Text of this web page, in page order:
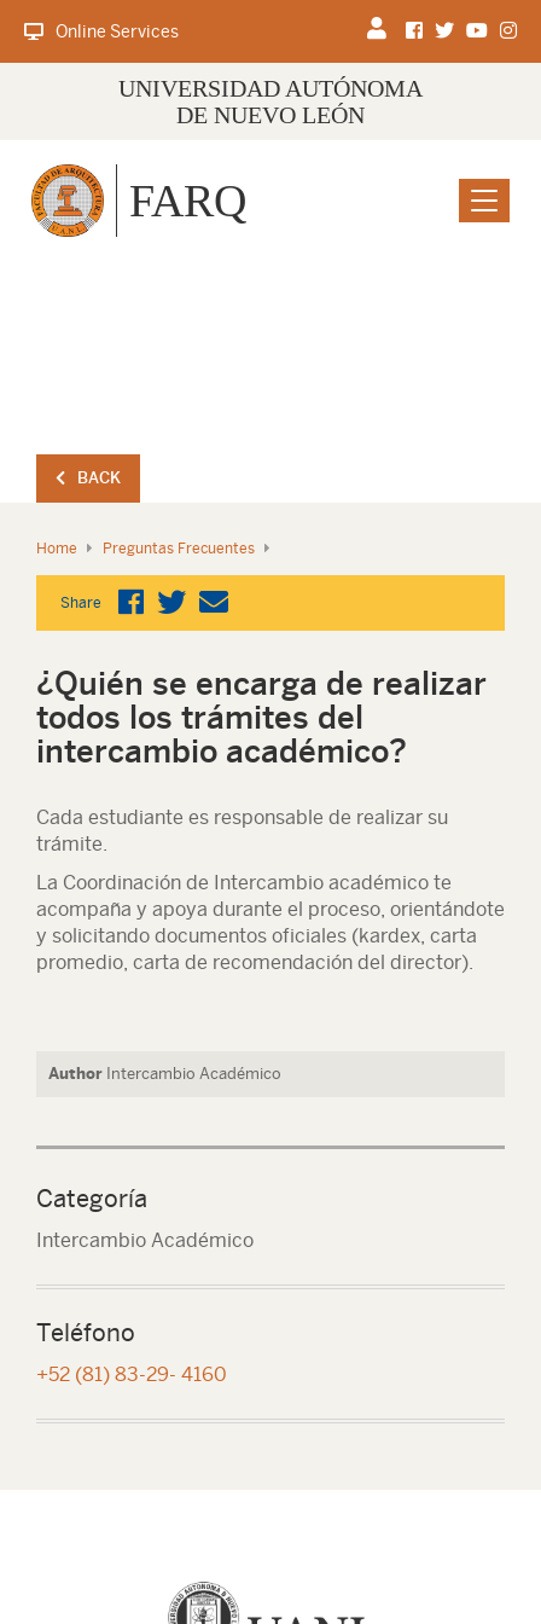
Online Services
UNIVERSIDAD AUTÓNOMA
DE NUEVO LEÓN
Menu
FARQ
BACK
Home Preguntas Frecuentes
Share
¿Quién se encarga de realizar
todos los trámites del
intercambio académico?
Cada estudiante es responsable de realizar su
trámite.
La Coordinación de Intercambio académico te
acompaña y apoya durante el proceso, orientándote
y solicitando documentos oficiales (kardex, carta
promedio, carta de recomendación del director).
Author Intercambio Académico
Categoría
Intercambio Académico
Teléfono
+52 (81) 83-29- 4160